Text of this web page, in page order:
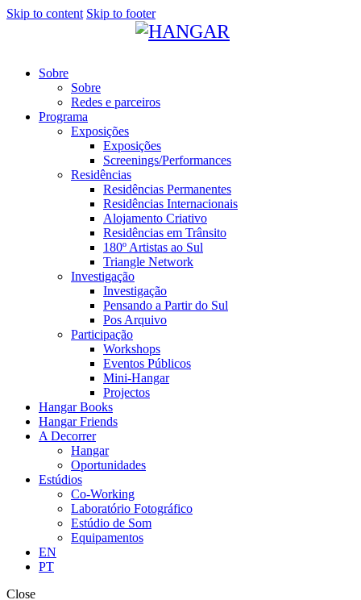
Skip to content Skip to footer
Sobre
Sobre
Redes e parceiros
Programa
Exposições
Exposições
Screenings/Performances
Residências
Residências Permanentes
Residências Internacionais
Alojamento Criativo
Residências em Trânsito
180º Artistas ao Sul
Triangle Network
Investigação
Investigação
Pensando a Partir do Sul
Pos Arquivo
Participação
Workshops
Eventos Públicos
Mini-Hangar
Projectos
Hangar Books
Hangar Friends
A Decorrer
Hangar
Oportunidades
Estúdios
Co-Working
Laboratório Fotográfico
Estúdio de Som
Equipamentos
EN
PT
Close